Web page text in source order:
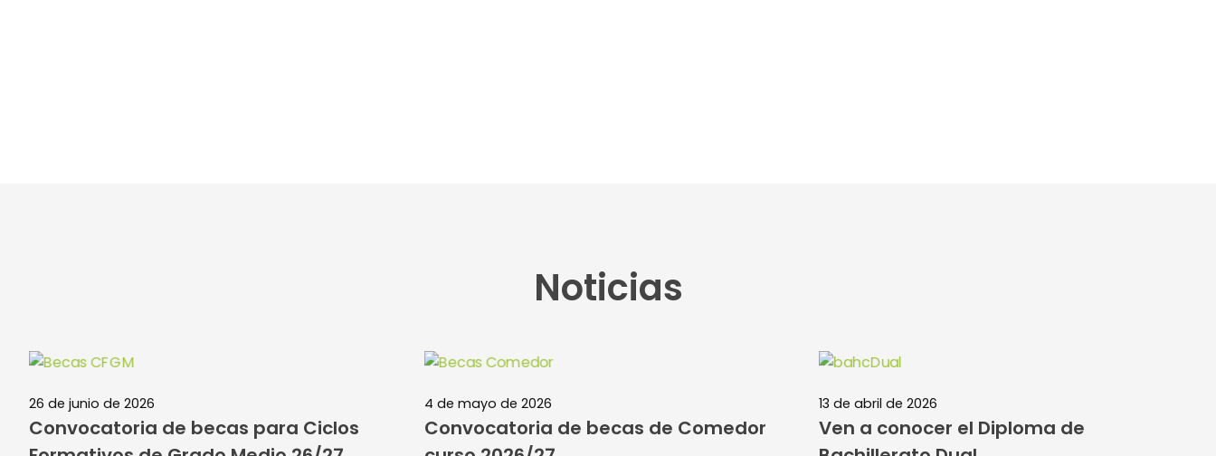
Noticias
26 de junio de 2026
Convocatoria de becas para Ciclos
4 de mayo de 2026
Convocatoria de becas de Comedor
13 de abril de 2026
Ven a conocer el Diploma de